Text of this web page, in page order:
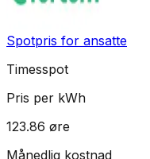
Spotpris for ansatte
Timesspot
Pris per kWh
123.86 øre
Månedlig kostnad